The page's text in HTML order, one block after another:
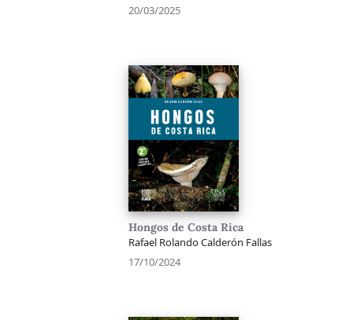
20/03/2025
Hongos de Costa Rica
Rafael Rolando Calderón Fallas
17/10/2024